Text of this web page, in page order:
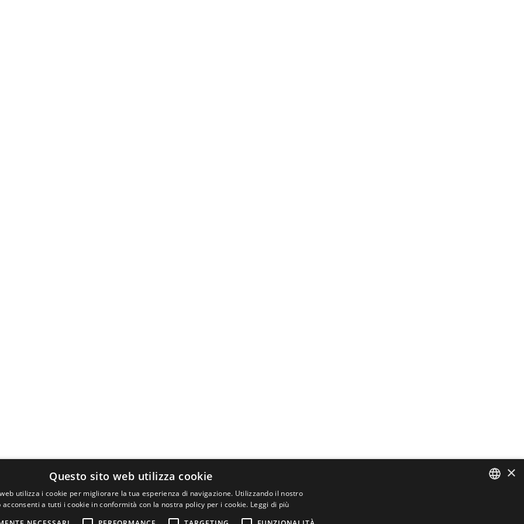
×
Questo sito web utilizza cookie
utilizza i cookie per migliorare la tua esperienza di navigazione. Utilizzando il nostro
acconsenti a tutti i cookie in conformità con la nostra policy per i cookie. Leggi di più